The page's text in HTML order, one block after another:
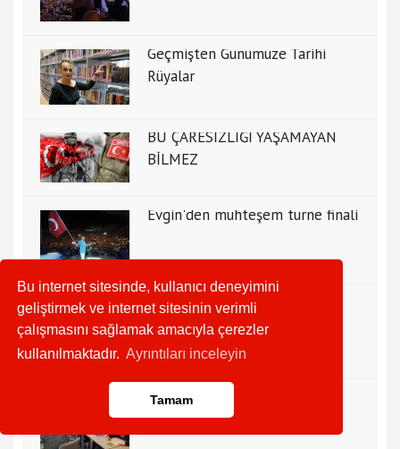
Bu internet sitesinde, kullanıcı deneyimini
geliştirmek ve internet sitesinin verimli
çalışmasını sağlamak amacıyla çerezler
kullanılmaktadır. Ayrıntıları inceleyin
Tamam
Geçmişten Günümüze Tarihi
Rüyalar
BU ÇARESİZLİĞİ YAŞAMAYAN
BİLMEZ
Evgin'den muhteşem turne finali
MEHMET KAYNARPINAR'DAN
MÜJDE VAR
10 ilde 418 psikososyal çadır
kuruldu